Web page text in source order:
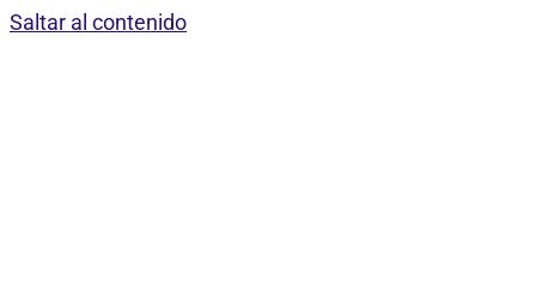
Saltar al contenido